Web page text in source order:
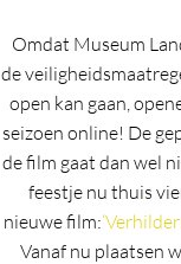
Omdat Museum
de
open kan gaan,
seizoen online! De
de film gaat dan wel
feestje nu thuis
nieuwe film:
Vanaf nu plaatsen